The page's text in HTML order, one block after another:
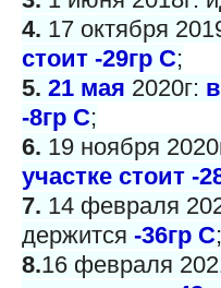
4. 17 октября
стоит -29гр С;
5. 21 мая 2020г:
-8гр С;
6. 19 ноября
участке стоит -
7. 14 февраля
держится -36гр С;
8.16 февраля